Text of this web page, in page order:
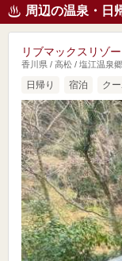
周辺の温泉・日
リブマックスリゾ
香川県 / 高松 / 塩江温泉郷
日帰り 宿泊 ク